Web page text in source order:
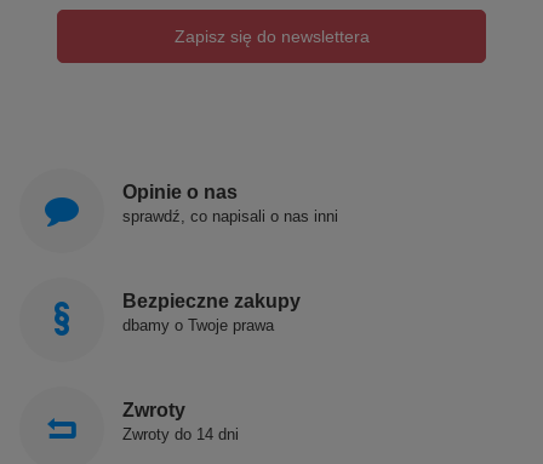
Zapisz się do newslettera
Opinie o nas
sprawdź, co napisali o nas inni
Bezpieczne zakupy
dbamy o Twoje prawa
Zwroty
Zwroty do 14 dni